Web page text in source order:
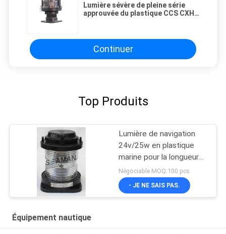
Lumière sévère de pleine série
approuvée du plastique CCS CXH
Continuer
Top Produits
Lumière de navigation
24v/25w en plastique
marine pour la longueur
des bateaux Cxh-21p au-
dessus de 12m
Négociable MOQ:100 pcs
- JE NE SAIS PAS.
Équipement nautique